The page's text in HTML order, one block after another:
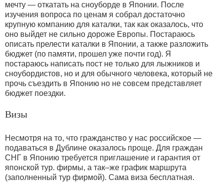
мечту — откатать на сноуборде в Японии. После
изучения вопроса по ценам я собрал достаточно
крупную компанию для каталки, так как оказалось, что
оно выйдет не сильно дороже Европы. Постараюсь
описать прелести каталки в Японии, а также разложить
бюджет (по памяти, прошел уже почти год). Я
постараюсь написать пост не только для лыжников и
сноубордистов, но и для обычного человека, который не
прочь съездить в Японию но не совсем представляет
бюджет поездки.
Визы
Несмотря на то, что гражданство у нас российское —
подаваться в Дублине оказалось проще. Для граждан
СНГ в Японию требуется приглашение и гарантия от
японской тур. фирмы, а так–же график маршрута
(заполненный тур фирмой). Сама виза бесплатная.